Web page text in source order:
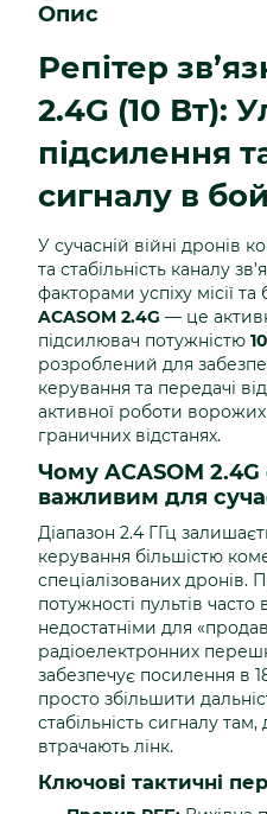
Опис
Репітер
2.4G (10 Вт):
підсилення
сигналу в
У сучасній війні дронів
та стабільність каналу
факторами успіху місії
ACASOM 2.4G — це
підсилювач потужністю
розроблений для
керування та передачі
активної роботи ворожих
граничних відстанях.
Чому ACASOM
важливим для
Діапазон 2.4 ГГц
керування більшістю
спеціалізованих дронів.
потужності пультів
недостатніми для
радіоелектронних
забезпечує посилення в
просто збільшити
стабільність сигналу
втрачають лінк.
Ключові тактичні